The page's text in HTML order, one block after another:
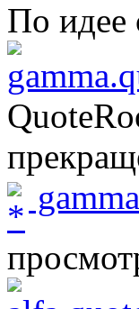
По идее